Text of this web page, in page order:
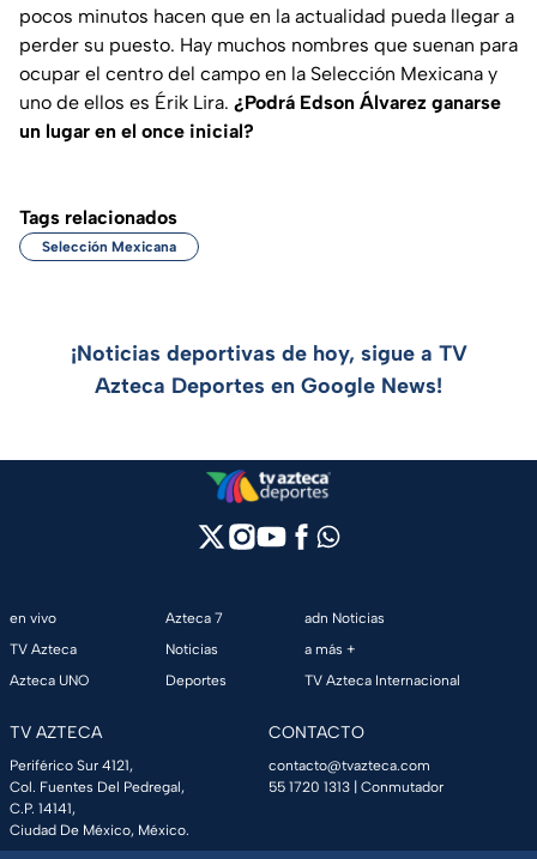
pocos minutos hacen que en la actualidad pueda llegar a
perder su puesto. Hay muchos nombres que suenan para
ocupar el centro del campo en la Selección Mexicana y
uno de ellos es Érik Lira. ¿Podrá Edson Álvarez ganarse
un lugar en el once inicial?
Tags relacionados
Selección Mexicana
¡Noticias deportivas de hoy, sigue a TV
Azteca Deportes en Google News!
en vivo
TV Azteca
Azteca UNO
Azteca 7
Noticias
Deportes
adn Noticias
a más +
TV Azteca Internacional
TV AZTECA
Periférico Sur 4121,
Col. Fuentes Del Pedregal,
C.P. 14141,
Ciudad De México, México.
CONTACTO
contacto@tvazteca.com
55 1720 1313 | Conmutador